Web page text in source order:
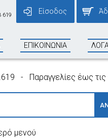
619
Είσοδος
ΕΠΙΚΟΙΝΩΝΙΑ
Παραγγελίες έως τις
μενού